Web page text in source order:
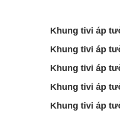
Khung tivi áp
Khung tivi áp
Khung tivi áp
Khung tivi áp
Khung tivi áp